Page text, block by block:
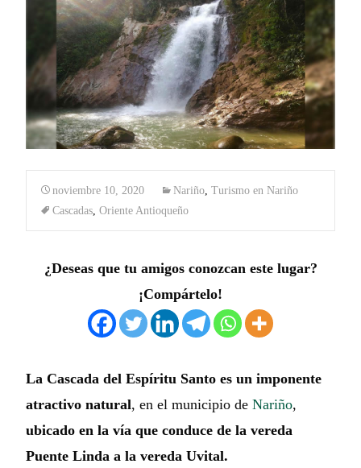
noviembre 10, 2020 Nariño, Turismo en Nariño
Cascadas, Oriente Antioqueño
¿Deseas que tu amigos conozcan este lugar?
¡Compártelo!
La Cascada del Espíritu Santo es un imponente
atractivo natural, en el municipio de Nariño,
ubicado en la vía que conduce de la vereda
Puente Linda a la vereda Uvital.